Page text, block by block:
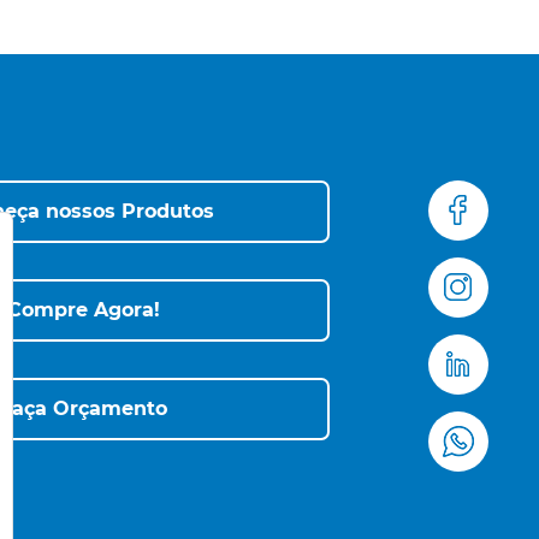
nossos Produtos
Compre Agora!
Faça Orçamento